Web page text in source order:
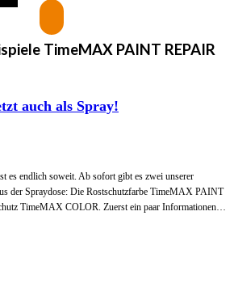
TimeMAX PAINT REPAIR
auch als Spray!
es endlich soweit. Ab sofort gibt es zwei unserer
der Spraydose: Die Rostschutzfarbe TimeMAX PAINT
TimeMAX COLOR. Zuerst ein paar Informationen…